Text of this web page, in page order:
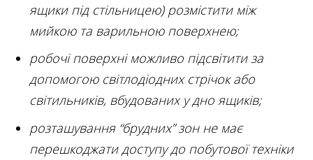
ящики під стільницею) розмістити між
мийкою та варильною поверхнею;
робочі поверхні можливо підсвітити за
допомогою світлодіодних стрічок або
світильників, вбудованих у дно ящиків;
розташування “брудних” зон не має
перешкоджати доступу до побутової техніки